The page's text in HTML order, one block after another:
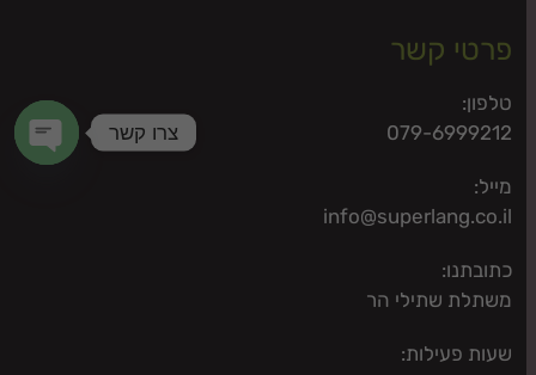
פרטי קשר
טלפון:
079-6999212
מייל:
info@superlang.co.il
כתובתנו:
משתלת שתילי הר
שעות פעילות:
צרו קשר